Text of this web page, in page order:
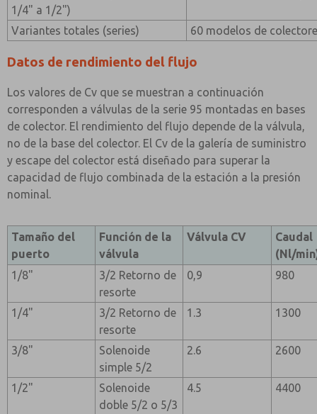
1/4" a 1/2")
Variantes totales (series) 60 modelos de
Datos de rendimiento del flujo
Los valores de Cv que se muestran a continuación
corresponden a válvulas de la serie 95 montadas en bases
de colector. El rendimiento del flujo depende de la válvula,
no de la base del colector. El Cv de la galería de suministro
y escape del colector está diseñado para superar la
capacidad de flujo combinada de la estación a la presión
nominal.
Tamaño del
puerto
Función de la
válvula
Válvula CV
Caudal
(Nl/
1/8"
3/2 Retorno de
resorte
0,9 980
1/4"
3/2 Retorno de
resorte
1.3 1300
3/8"
Solenoide
simple 5/2
2.6 2600
1/2"
Solenoide
doble 5/2 o 5/3
4.5 4400